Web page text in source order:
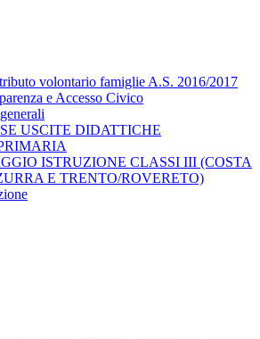
volontario famiglie A.S. 2016/2017
e Accesso Civico
USCITE DIDATTICHE
ISTRUZIONE CLASSI III (COSTA
E TRENTO/ROVERETO)